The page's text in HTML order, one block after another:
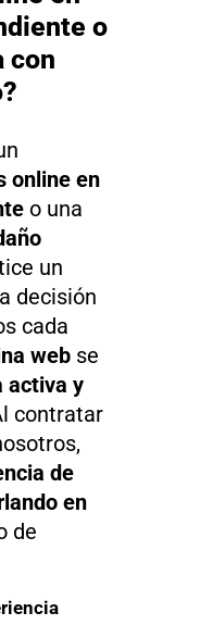
o
con
online en
o una
un
decisión
cada
web se
activa y
contratar
de
en
de